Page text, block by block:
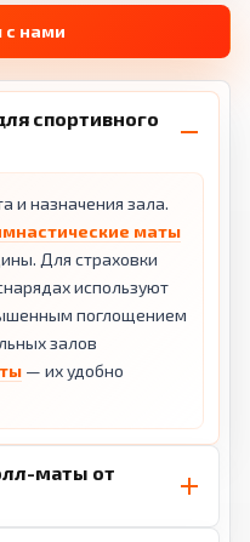
с нами
спортивного
и назначения зала.
маты
Для страховки
используют
поглощением
залов
— их удобно
маты от